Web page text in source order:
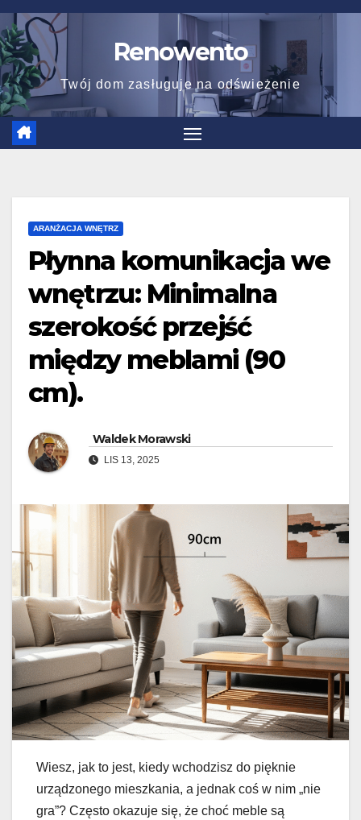
Skip
to
content
Renowento
Twój dom zasługuje na odświeżenie
ARANŻACJA WNĘTRZ
Płynna komunikacja we
wnętrzu: Minimalna
szerokość przejść
między meblami (90
cm).
Waldek Morawski
LIS 13, 2025
Wiesz, jak to jest, kiedy wchodzisz do pięknie
urządzonego mieszkania, a jednak coś w nim „nie
gra”? Często okazuje się, że choć meble są